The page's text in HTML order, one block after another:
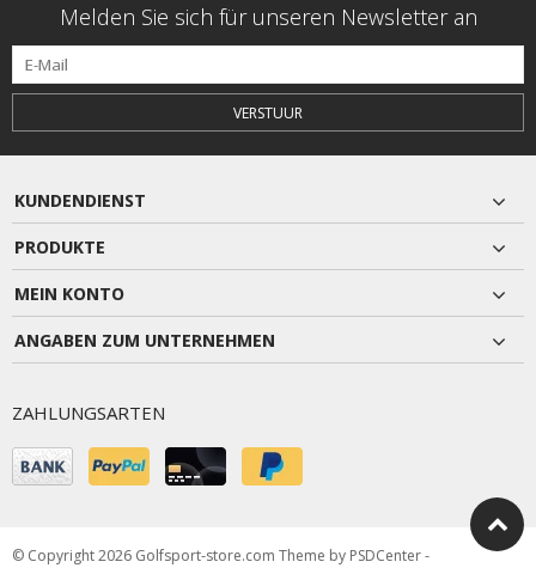
Melden Sie sich für unseren Newsletter an
VERSTUUR
KUNDENDIENST
PRODUKTE
MEIN KONTO
ANGABEN ZUM UNTERNEHMEN
ZAHLUNGSARTEN
© Copyright 2026 Golfsport-store.com Theme by PSDCenter-